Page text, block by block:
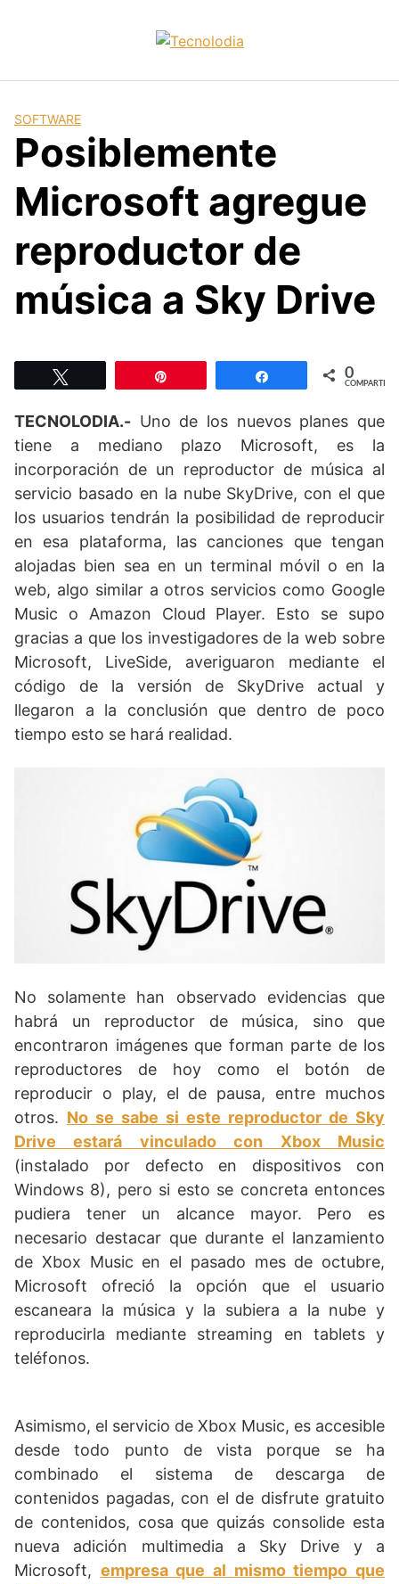
SOFTWARE
Posiblemente
Microsoft agregue
reproductor de
música a Sky Drive
Compartir 0
COMPARTIR
TECNOLODIA.- Uno de los nuevos planes que
tiene a mediano plazo Microsoft, es la
incorporación de un reproductor de música al
servicio basado en la nube SkyDrive, con el que
los usuarios tendrán la posibilidad de reproducir
en esa plataforma, las canciones que tengan
alojadas bien sea en un terminal móvil o en la
web, algo similar a otros servicios como Google
Music o Amazon Cloud Player. Esto se supo
gracias a que los investigadores de la web sobre
Microsoft, LiveSide, averiguaron mediante el
código de la versión de SkyDrive actual y
llegaron a la conclusión que dentro de poco
tiempo esto se hará realidad.
No solamente han observado evidencias que
habrá un reproductor de música, sino que
encontraron imágenes que forman parte de los
reproductores de hoy como el botón de
reproducir o play, el de pausa, entre muchos
otros. No se sabe si este reproductor de Sky
Drive estará vinculado con Xbox Music
(instalado por defecto en dispositivos con
Windows 8), pero si esto se concreta entonces
pudiera tener un alcance mayor. Pero es
necesario destacar que durante el lanzamiento
de Xbox Music en el pasado mes de octubre,
Microsoft ofreció la opción que el usuario
escaneara la música y la subiera a la nube y
reproducirla mediante streaming en tablets y
teléfonos.
Asimismo, el servicio de Xbox Music, es accesible
desde todo punto de vista porque se ha
combinado el sistema de descarga de
contenidos pagadas, con el de disfrute gratuito
de contenidos, cosa que quizás consolide esta
nueva adición multimedia a Sky Drive y a
Microsoft, empresa que al mismo tiempo que